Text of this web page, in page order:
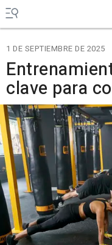
1 DE SEPTIEMBRE DE 2025
clave para